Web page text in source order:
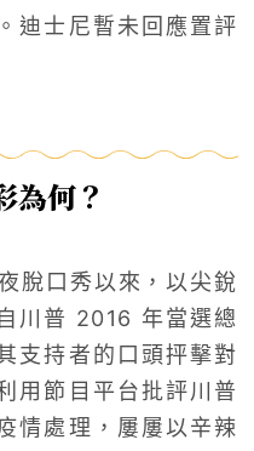
迪士尼暫未回應置評
為何？
脫口秀以來，以尖銳
川普 2016 年當選總
支持者的口頭抨擊對
用節目平台批評川普
情處理，屢屢以辛辣